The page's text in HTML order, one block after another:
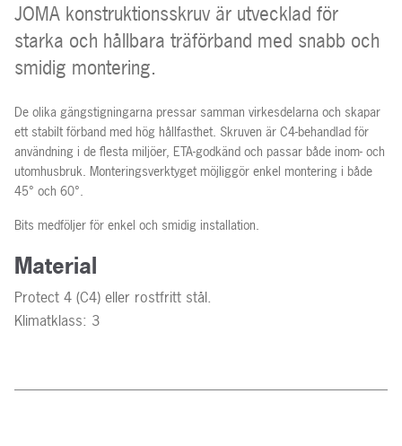
JOMA konstruktionsskruv är utvecklad för
starka och hållbara träförband med snabb och
smidig montering.
De olika gängstigningarna pressar samman virkesdelarna och skapar
ett stabilt förband med hög hållfasthet. Skruven är C4-behandlad för
användning i de flesta miljöer, ETA-godkänd och passar både inom- och
utomhusbruk. Monteringsverktyget möjliggör enkel montering i både
45° och 60°.
Bits medföljer för enkel och smidig installation.
Material
Protect 4 (C4) eller rostfritt stål.
Klimatklass: 3